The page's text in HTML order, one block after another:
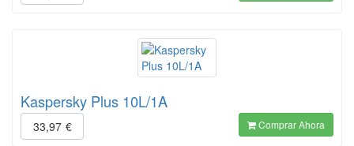
Kaspersky Plus 10L/1A
33,97 € Comprar Ahora